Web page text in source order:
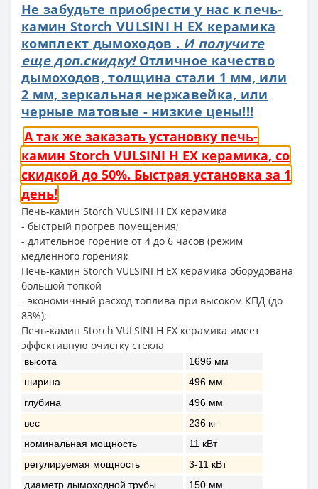
Не забудьте приобрести у нас к печь-
камин Storch VULSINI H EX керамика
комплект дымоходов . И получите
еще доп.скидку!Отличное качество
дымоходов, толщина стали 1 мм, или
2 мм, зеркальная нержавейка, или
черные матовые - низкие цены!!!
А так же заказать установку печь-
камин Storch VULSINI H EX керамика, со
скидкой до 50%. Быстрая установка за 1
день!
Печь-камин Storch VULSINI H EX керамика
- быстрый прогрев помещения;
- длительное горение от 4 до 6 часов (режим
медленного горения);
Печь-камин Storch VULSINI H EX керамика оборудована
большой топкой
- экономичный расход топлива при высоком КПД (до
83%);
Печь-камин Storch VULSINI H EX керамика имеет
эффективную очистку стекла
высота
1696 мм
ширина
496 мм
глубина
496 мм
вес
236 кг
номинальная мощность
11 кВт
регулируемая мощность
3-11 кВт
диаметр дымоходной трубы
150 мм